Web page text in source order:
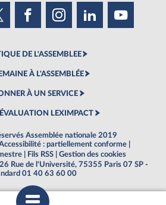
DE L'ASSEMBLEE
À L'ASSEMBLÉE
À UN SERVICE
LEXIMPACT
Assemblée nationale 2019
: partiellement conforme
Fils RSS
Gestion des cookies
Rue de l'Université, 75355 Paris 07 SP -
01 40 63 60 00